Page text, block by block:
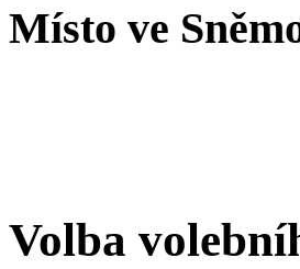
Místo ve
Volba